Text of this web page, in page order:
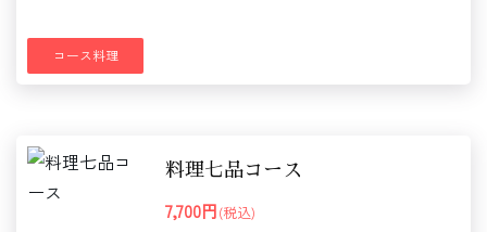
コース料理
料理七品コース
7,700円(税込)